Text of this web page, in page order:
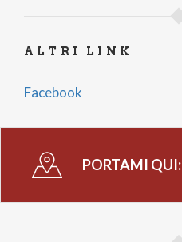
ALTRI LINK
Facebook
PORTAMI QUI: